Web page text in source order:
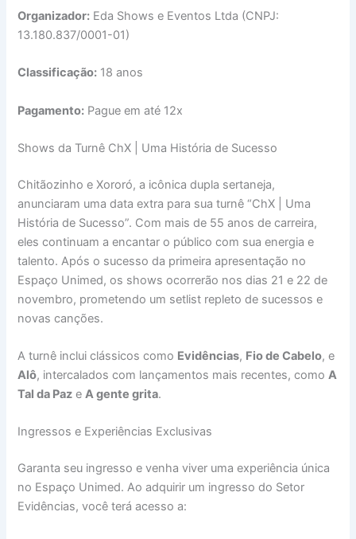
Organizador: Eda Shows e Eventos Ltda (CNPJ:
13.180.837/0001-01)
Classificação: 18 anos
Pagamento: Pague em até 12x
Shows da Turnê ChX | Uma História de Sucesso
Chitãozinho e Xororó, a icônica dupla sertaneja,
anunciaram uma data extra para sua turnê “ChX | Uma
História de Sucesso”. Com mais de 55 anos de carreira,
eles continuam a encantar o público com sua energia e
talento. Após o sucesso da primeira apresentação no
Espaço Unimed, os shows ocorrerão nos dias 21 e 22 de
novembro, prometendo um setlist repleto de sucessos e
novas canções.
A turnê inclui clássicos como Evidências, Fio de Cabelo, e
Alô, intercalados com lançamentos mais recentes, comoA
Tal da Paz eA gente grita.
Ingressos e Experiências Exclusivas
Garanta seu ingresso e venha viver uma experiência única
no Espaço Unimed. Ao adquirir um ingresso do Setor
Evidências, você terá acesso a: